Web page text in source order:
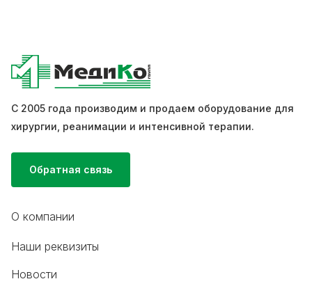
С 2005 года производим и продаем оборудование для
хирургии, реанимации и интенсивной терапии.
Обратная связь
О компании
Наши реквизиты
Новости